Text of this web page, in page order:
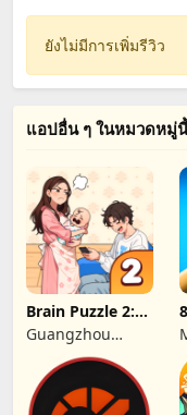
ยังไม่มีการเพิ่มรีวิว
แอปอื่น ๆ ในหมวดหมู่นี้
Brain Puzzle 2:
Logic Twist
Guangzhou
SmallStep
Information
Technology Co.,